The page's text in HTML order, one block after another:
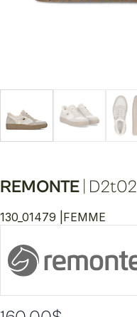
REMONTE D2t02
130_01479 | FEMME